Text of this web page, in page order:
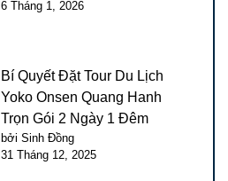
6 Tháng 1, 2026
Bí Quyết Đặt Tour Du Lịch
Yoko Onsen Quang Hanh
Trọn Gói 2 Ngày 1 Đêm
bởi Sinh Đồng
31 Tháng 12, 2025